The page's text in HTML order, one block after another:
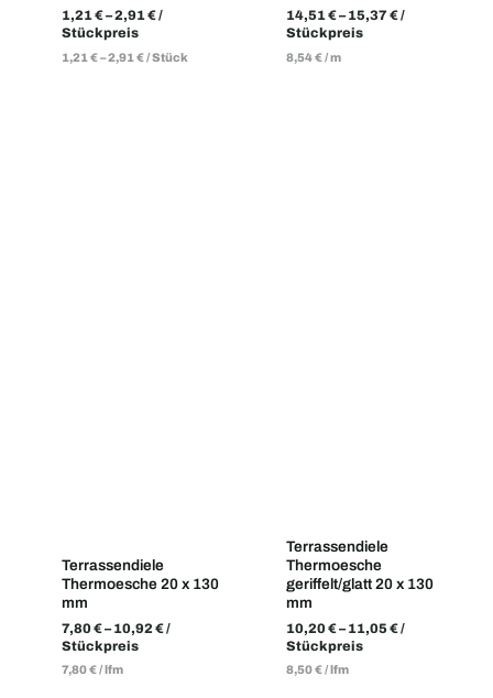
1,21€–2,91€/
Stückpreis
1,21€–2,91€/Stück
14,51€–15,37€/
Stückpreis
8,54€/m
Terrassendiele
Thermoesche 20 x 130
mm
7,80€–10,92€/
Stückpreis
7,80€/lfm
Terrassendiele
Thermoesche
geriffelt/glatt 20 x 130
mm
10,20€–11,05€/
Stückpreis
8,50€/lfm